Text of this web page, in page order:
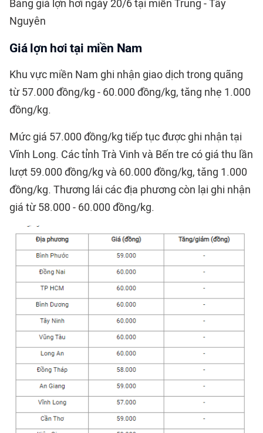
Bảng giá lợn hơi ngày 20/6 tại miền Trung - Tây
Nguyên
Giá lợn hơi tại miền Nam
Khu vực miền Nam ghi nhận giao dịch trong quãng
từ 57.000 đồng/kg - 60.000 đồng/kg, tăng nhẹ 1.000
đồng/kg.
Mức giá 57.000 đồng/kg tiếp tục được ghi nhận tại
Vĩnh Long. Các tỉnh Trà Vinh và Bến tre có giá thu lần
lượt 59.000 đồng/kg và 60.000 đồng/kg, tăng 1.000
đồng/kg. Thương lái các địa phương còn lại ghi nhận
giá từ 58.000 - 60.000 đồng/kg.